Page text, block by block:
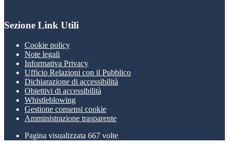
Sezione Link Utili
Cookie policy
Note legali
Informativa Privacy
Ufficio Relazioni con il Pubblico
Dichiarazione di accessibilità
Obiettivi di accessibilità
Whistleblowing
Gestione consensi cookie
Amministrazione trasparente
Pagina visualizzata 667 volte